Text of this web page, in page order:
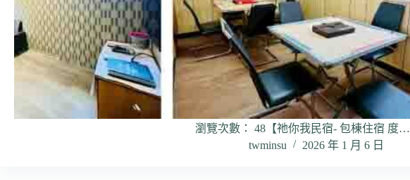
瀏覽次數： 48【祂你我民宿- 包棟住宿 度…
twminsu
2026 年 1 月 6 日